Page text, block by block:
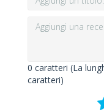
0 caratteri (La
caratteri)